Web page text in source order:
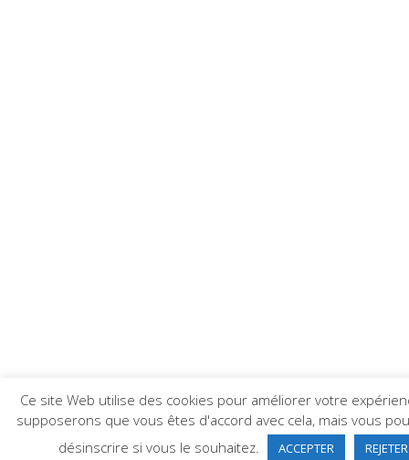
Ce site Web utilise des cookies pour améliorer votre
supposerons que vous êtes d'accord avec cela, mais vous
désinscrire si vous le souhaitez.
ACCEPTER REJETER